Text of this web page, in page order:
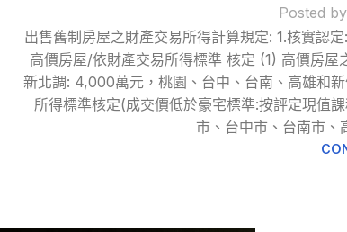
19
4 月
Posted by
出售舊制房屋之財產交易所得計算規定: 1.核實認
高價房屋/依財產交易所得標準 核定 (1) 高價房
新北調: 4,000萬元，桃園、台中、台南、高雄和
所得標準核定(成交價低於豪宅標準:按評定現值
市、台中市、台南市